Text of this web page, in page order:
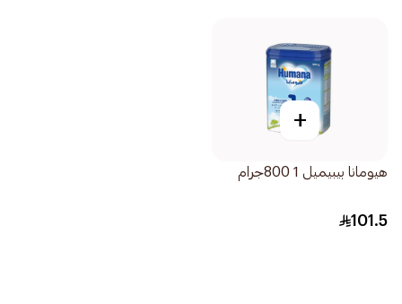
+
هيومانا بيبيميل 1 800جرام
101.5